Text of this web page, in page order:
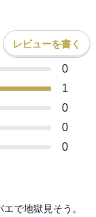
レビューを書く
0
1
0
0
0
で地獄見そう。